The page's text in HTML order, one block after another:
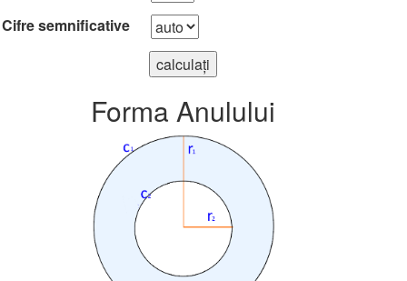
Cifre semnificative
calculați
Forma Anulului